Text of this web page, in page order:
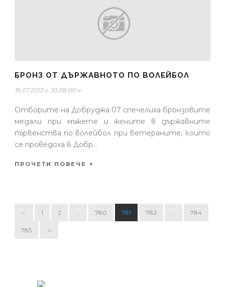
БРОНЗ ОТ ДЪРЖАВНОТО ПО ВОЛЕЙБОЛ
16.07.2013 г. 10:38:00 ч.
Отборите на Добруджа 07 спечелиха бронзовите
медали при мъжете и жените в държавните
първенства по волейбол при ветераните, които
се проведоха в Добр...
ПРОЧЕТИ ПОВЕЧЕ
‹‹ 1 2 ... 780 781 782 ... 784
785 ››